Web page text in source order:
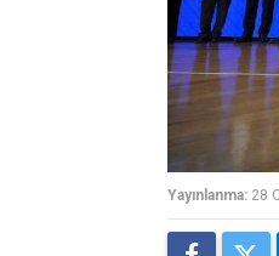
Yayınlanma: 28